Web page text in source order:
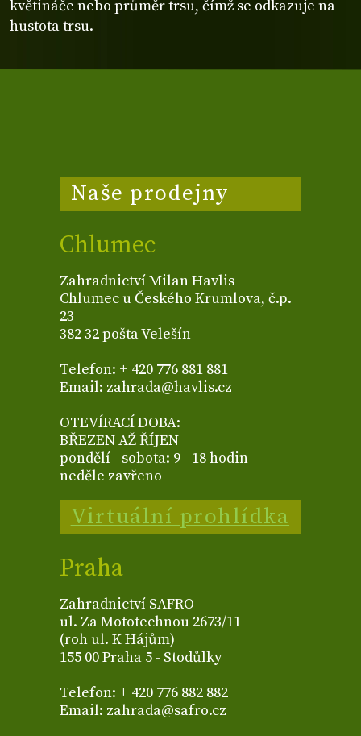
květináče nebo průměr trsu, čímž se odkazuje na
hustota trsu.
Naše prodejny
Chlumec
Zahradnictví Milan Havlis
Chlumec u Českého Krumlova, č.p.
23
382 32 pošta Velešín
Telefon: + 420 776 881 881
Email: zahrada@havlis.cz
OTEVÍRACÍ DOBA:
BŘEZEN AŽ ŘÍJEN
pondělí - sobota: 9 - 18 hodin
neděle zavřeno
Virtuální prohlídka
Praha
Zahradnictví SAFRO
ul. Za Mototechnou 2673/11
(roh ul. K Hájům)
155 00 Praha 5 - Stodůlky
Telefon: + 420 776 882 882
Email: zahrada@safro.cz